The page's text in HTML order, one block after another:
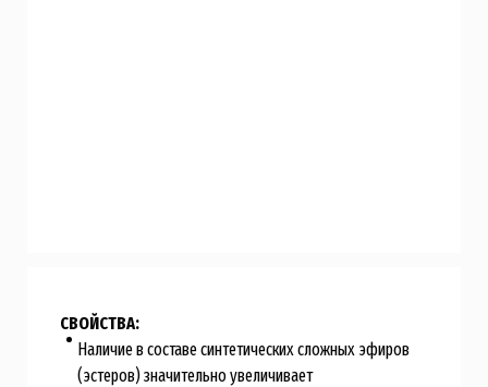
СВОЙСТВА:
Наличие в составе синтетических сложных эфиров
(эстеров) значительно увеличивает